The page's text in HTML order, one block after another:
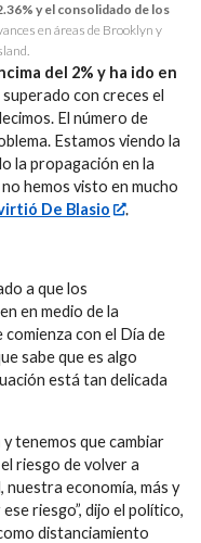
y el consolidado de los
en áreas de Brooklyn y
del 2% y ha ido en
con creces el
El número de
Estamos viendo la
la propagación en la
hemos visto en mucho
De Blasio .
a que los
en medio de la
con el Día de
sabe que es algo
está tan delicada
y tenemos que cambiar
riesgo de volver a
nuestra economía, más y
riesgo”, dijo el político,
distanciamiento